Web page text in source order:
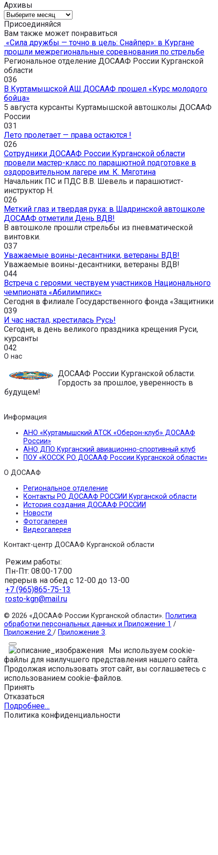
Архивы
Архивы
Присоединяйся
Вам также может понравиться
«Сила дружбы — точно в цель: Снайпер»: в Кургане
прошли межрегиональные соревнования по стрельбе
Региональное отделение ДОСААФ России Курганской
области
036
В Куртамышской АШ ДОСААФ прошел «Курс молодого
бойца»
5 августа курсанты Куртамышской автошколы ДОСААФ
России
031
Лето пролетает — права остаются !
026
Сотрудники ДОСААФ России Курганской области
провели мастер-класс по парашютной подготовке в
оздоровительном лагере им. К. Мяготина
Начальник ПС и ПДС В.В. Шевель и парашютист-
инструктор Н.
026
Меткий глаз и твердая рука: в Шадринской автошколе
ДОСААФ отметили День ВДВ!
В автошколе прошли стрельбы из пневматической
винтовки.
037
Уважаемые воины-десантники, ветераны ВДВ!
Уважаемые воины-десантники, ветераны ВДВ!
044
Встреча с героями: чествуем участников Национального
чемпионата «Абилимпикс»
Сегодня в филиале Государственного фонда «Защитники
039
И час настал, крестилась Русь!
Сегодня, в день великого праздника крещения Руси,
курсанты
042
О нас
ДОСААФ России Курганской области.
Гордость за прошлое, уверенность в
будущем!
Информация
АНО «Куртамышский АТСК «Оберон-клуб» ДОСААФ
России»
АНО ДПО Курганский авиационно-спортивный клуб
ПОУ «КОССК РО ДОСААФ России Курганской области»
О ДОСААФ
Региональное отделение
Контакты РО ДОСААФ РОССИИ Курганской области
История создания ДОСААФ РОССИИ
Новости
Фотогалерея
Видеогалерея
Контакт-центр ДОСААФ Курганской области
Режим работы:
Пн-Пт: 08:00-17:00
перерыв на обед с 12-00 до 13-00
+7 (965)865-75-13
rosto-kgn@mail.ru
© 2026 «ДОСААФ России Курганской области». Политика
обработки персональных данных и Приложение 1 /
Приложение 2 / Приложение 3.
Мы используем cookie-
файлы для наилучшего представления нашего сайта.
Продолжая использовать этот сайт, вы соглашаетесь с
использованием cookie-файлов.
Принять
Отказаться
Подробнее…
Политика конфиденциальности